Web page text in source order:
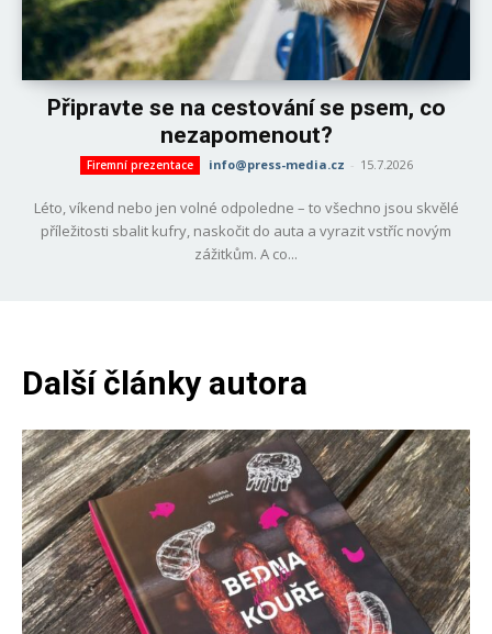
Připravte se na cestování se psem, co
nezapomenout?
Firemní prezentace info@press-media.cz - 15.7.2026
Léto, víkend nebo jen volné odpoledne – to všechno jsou skvělé
příležitosti sbalit kufry, naskočit do auta a vyrazit vstříc novým
zážitkům. A co...
Další články autora